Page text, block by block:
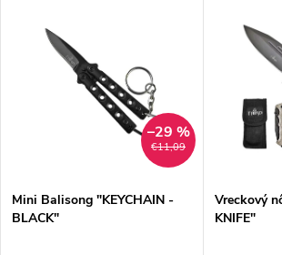
€11,09
–29 %
Mini Balisong "KEYCHAIN ​​-
BLACK"
Vreckový
KNIFE"